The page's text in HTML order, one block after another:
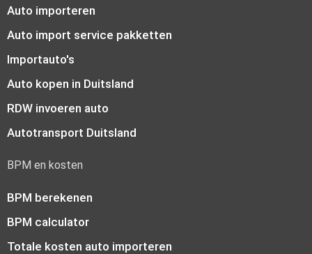
Auto importeren
Auto import service pakketten
Importauto's
Auto kopen in Duitsland
RDW invoeren auto
Autotransport Duitsland
BPM en kosten
BPM berekenen
BPM calculator
Totale kosten auto importeren